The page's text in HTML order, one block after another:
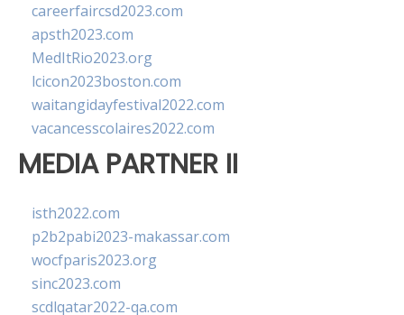
careerfaircsd2023.com
apsth2023.com
MedItRio2023.org
lcicon2023boston.com
waitangidayfestival2022.com
vacancesscolaires2022.com
MEDIA PARTNER II
isth2022.com
p2b2pabi2023-makassar.com
wocfparis2023.org
sinc2023.com
scdlqatar2022-qa.com